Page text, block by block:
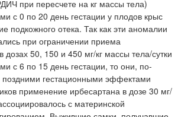
при пересчете на кг массы тела)
с 0 по 20 день гестации у плодов крыс
подкожного отека. Так как эти аномалии
при ограничении приема
дозах 50, 150 и 450 мг/кг массы тела/сутки
с 6 по 15 день гестации, то они, по-
гестационными эффектами
применение ирбесартана в дозе 30 мг/
с материнской